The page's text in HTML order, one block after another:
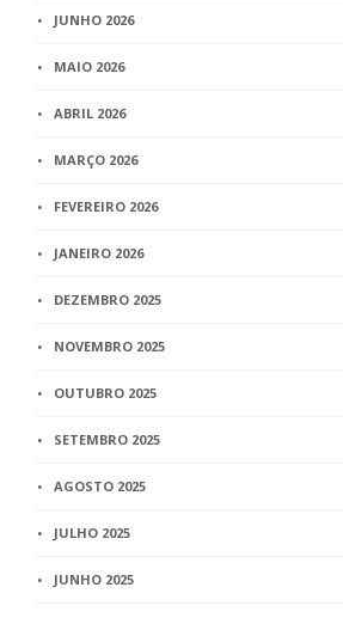
JUNHO 2026
MAIO 2026
ABRIL 2026
MARÇO 2026
FEVEREIRO 2026
JANEIRO 2026
DEZEMBRO 2025
NOVEMBRO 2025
OUTUBRO 2025
SETEMBRO 2025
AGOSTO 2025
JULHO 2025
JUNHO 2025